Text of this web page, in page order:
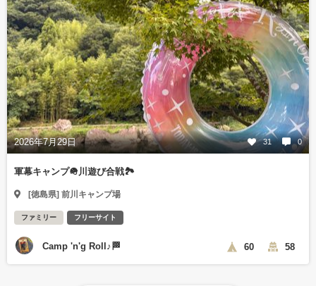
2026年7月29日 31 0
軍幕キャンプ🪖川遊び合戦🏞️
[徳島県] 前川キャンプ場
ファミリー フリーサイト
Camp 'n'g Roll♪🏁 60 58